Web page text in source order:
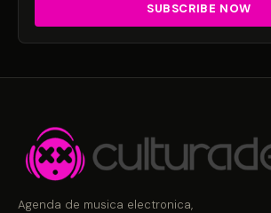
Agenda de musica electronica,